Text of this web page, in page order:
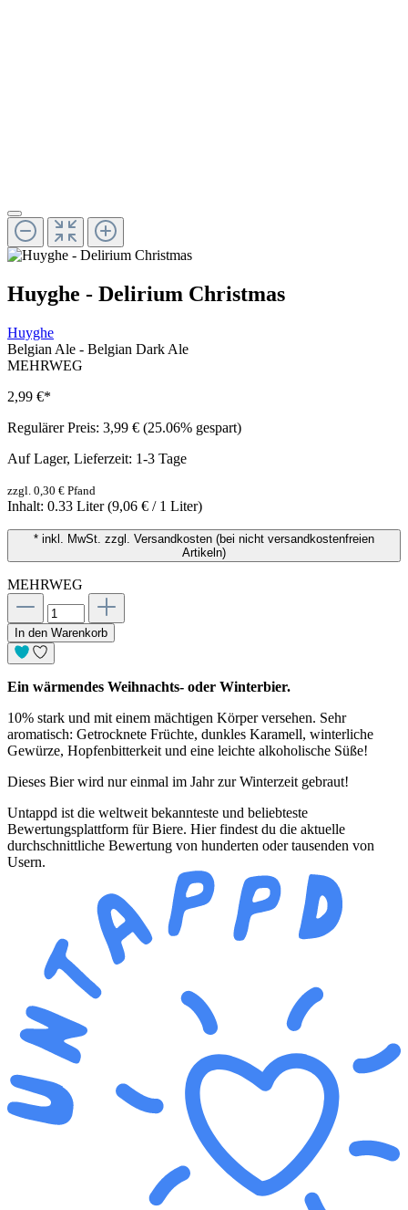
Huyghe - Delirium Christmas
Huyghe
Belgian Ale - Belgian Dark Ale
MEHRWEG
2,99 €*
Regulärer Preis: 3,99 € (25.06% gespart)
Auf Lager, Lieferzeit: 1-3 Tage
zzgl. 0,30 € Pfand
Inhalt: 0.33 Liter(9,06 € / 1 Liter)
* inkl. MwSt. zzgl. Versandkosten (bei nicht versandkostenfreien
Artikeln)
MEHRWEG
In den Warenkorb
Ein wärmendes Weihnachts- oder Winterbier.
10% stark und mit einem mächtigen Körper versehen. Sehr
aromatisch: Getrocknete Früchte, dunkles Karamell, winterliche
Gewürze, Hopfenbitterkeit und eine leichte alkoholische Süße!
Dieses Bier wird nur einmal im Jahr zur Winterzeit gebraut!
Untappd ist die weltweit bekannteste und beliebteste
Bewertungsplattform für Biere. Hier findest du die aktuelle
durchschnittliche Bewertung von hunderten oder tausenden von
Usern.